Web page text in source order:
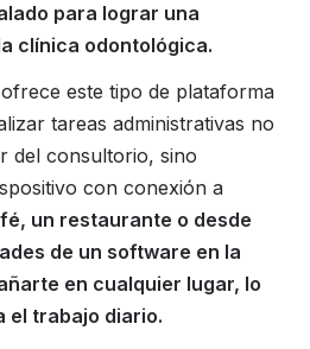
para lograr una
clínica odontológica.
este tipo de plataforma
tareas administrativas no
del consultorio, sino
con conexión a
un restaurante o desde
de un software en la
en cualquier lugar, lo
el trabajo diario.